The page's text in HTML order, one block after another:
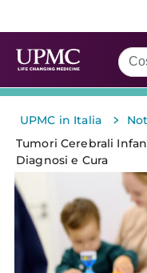
UPMC in Italia >
Tumori Cerebrali
Diagnosi e Cura